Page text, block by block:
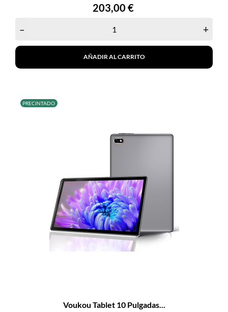
Precio
203,00 €
– +
AÑADIR AL CARRITO
PRECINTADO
Voukou Tablet 10 Pulgadas...